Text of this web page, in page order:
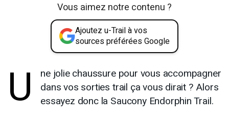
Vous aimez notre contenu ?
Ajoutez u-Trail à vos
sources préférées Google
U
ne jolie chaussure pour vous accompagner
dans vos sorties trail ça vous dirait ? Alors
essayez donc la Saucony Endorphin Trail.